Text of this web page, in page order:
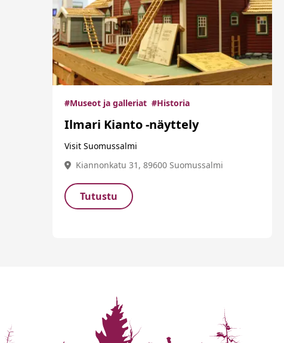
#Museot ja galleriat #Historia
Ilmari Kianto -näyttely
Visit Suomussalmi
Kiannonkatu 31, 89600 Suomussalmi
Tutustu